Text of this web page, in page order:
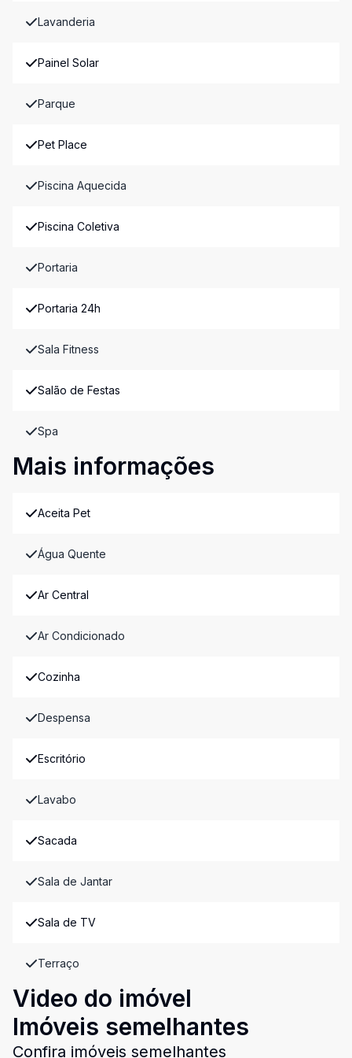
Lavanderia
Painel Solar
Parque
Pet Place
Piscina Aquecida
Piscina Coletiva
Portaria
Portaria 24h
Sala Fitness
Salão de Festas
Spa
Mais informações
Aceita Pet
Água Quente
Ar Central
Ar Condicionado
Cozinha
Despensa
Escritório
Lavabo
Sacada
Sala de Jantar
Sala de TV
Terraço
Video do imóvel
Imóveis semelhantes
Confira imóveis semelhantes